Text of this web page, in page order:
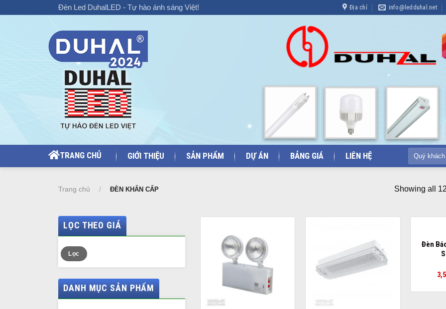
Đèn Led DuhalLED - Tự hào ánh sáng Việt! Địa chỉ info@ledduhal.net
TRANG CHỦ GIỚI THIỆU SẢN PHẨM DỰ ÁN BẢNG GIÁ LIÊN HỆ
Tìm
kiếm:
Trang chủ / ĐÈN KHẨN CẤP Showing all
LỌC THEO GIÁ
Giá
thấp
nhất
Giá
cao
nhất
Lọc
DANH MỤC SẢN PHẨM
Đèn